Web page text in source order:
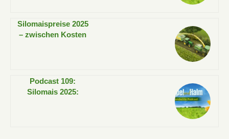
Silomaispreise 2025
– zwischen Kosten
Podcast 109:
Silomais 2025: